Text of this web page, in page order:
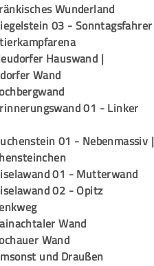
Wunderland
03 - Sonntagsfahrer
Hauswand |
Wand
01 - Linker
01 - Nebenmassiv |
01 - Mutterwand
02 - Opitz
Wand
Wand
und Draußen